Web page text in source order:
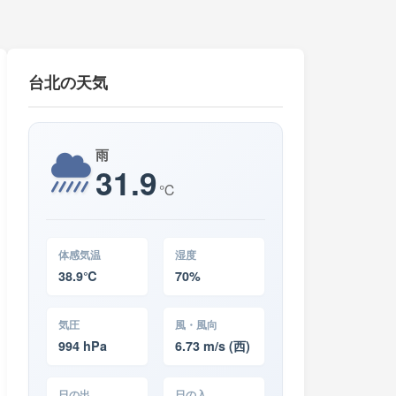
台北の天気
雨
31.9℃
体感気温
38.9℃
湿度
70%
気圧
994 hPa
風・風向
6.73 m/s (西)